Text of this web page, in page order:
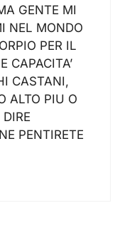
GENTE MI
NEL MONDO
PER IL
CAPACITA’
CASTANI,
ALTO PIU O
PENTIRETE